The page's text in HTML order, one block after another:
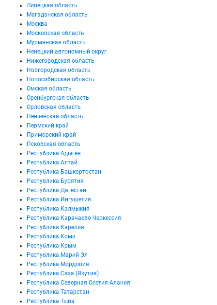
Липецкая область
Магаданская область
Москва
Московская область
Мурманская область
Ненецкий автономный округ
Нижегородская область
Новгородская область
Новосибирская область
Омская область
Оренбургская область
Орловская область
Пензенская область
Пермский край
Приморский край
Псковская область
Республика Адыгея
Республика Алтай
Республика Башкортостан
Республика Бурятия
Республика Дагестан
Республика Ингушетия
Республика Калмыкия
Республика Карачаево-Черкессия
Республика Карелия
Республика Коми
Республика Крым
Республика Марий Эл
Республика Мордовия
Республика Саха (Якутия)
Республика Северная Осетия-Алания
Республика Татарстан
Республика Тыва